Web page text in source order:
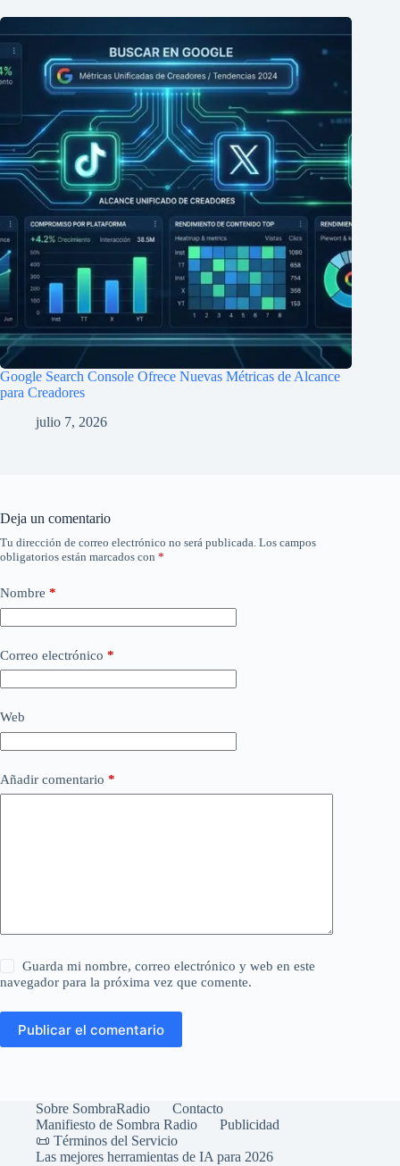
Google Search Console Ofrece Nuevas Métricas de Alcance
para Creadores
julio 7, 2026
Deja un comentario
Tu dirección de correo electrónico no será publicada. Los campos
obligatorios están marcados con *
Nombre *
Correo electrónico *
Web
Añadir comentario *
Guarda mi nombre, correo electrónico y web en este
navegador para la próxima vez que comente.
Publicar el comentario
Sobre SombraRadio
Contacto
Manifiesto de Sombra Radio
Publicidad
📜 Términos del Servicio
Las mejores herramientas de IA para 2026